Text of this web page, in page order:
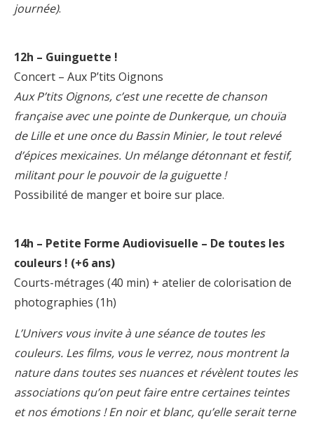
journée).
12h – Guinguette !
Concert – Aux P’tits Oignons
Aux P’tits Oignons, c’est une recette de chanson
française avec une pointe de Dunkerque, un chouïa
de Lille et une once du Bassin Minier, le tout relevé
d’épices mexicaines. Un mélange détonnant et festif,
militant pour le pouvoir de la guiguette !
Possibilité de manger et boire sur place.
14h – Petite Forme Audiovisuelle – De toutes les
couleurs ! (+6 ans)
Courts-métrages (40 min) + atelier de colorisation de
photographies (1h)
L’Univers vous invite à une séance de toutes les
couleurs. Les films, vous le verrez, nous montrent la
nature dans toutes ses nuances et révèlent toutes les
associations qu’on peut faire entre certaines teintes
et nos émotions ! En noir et blanc, qu’elle serait terne